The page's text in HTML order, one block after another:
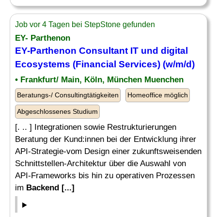
Job vor 4 Tagen bei StepStone gefunden
EY- Parthenon
EY-Parthenon Consultant IT und digital
Ecosystems (Financial Services) (w/m/d)
• Frankfurt/ Main, Köln, München Muenchen
Beratungs-/ Consultingtätigkeiten Homeoffice möglich
Abgeschlossenes Studium
[. .. ] Integrationen sowie Restrukturierungen
Beratung der Kund:innen bei der Entwicklung ihrer
API-Strategie-vom Design einer zukunftsweisenden
Schnittstellen-Architektur über die Auswahl von
API-Frameworks bis hin zu operativen Prozessen
im Backend [...]